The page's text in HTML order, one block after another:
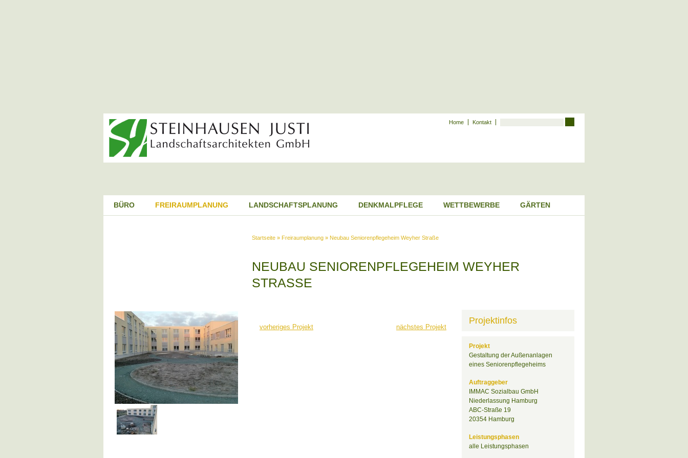
Home Kontakt
BÜRO FREIRAUMPLANUNG LANDSCHAFTSPLANUNG DENKMALPFLEGE WETTBEWERBE GÄRTEN
Startseite » Freiraumplanung » Neubau Seniorenpflegeheim Weyher Straße
NEUBAU SENIORENPFLEGEHEIM WEYHER
STRASSE
vorheriges Projekt nächstes Projekt
Projektinfos
Projekt
Gestaltung der Außenanlagen
eines Seniorenpflegeheims
Auftraggeber
IMMAC Sozialbau GmbH
Niederlassung Hamburg
ABC-Straße 19
20354 Hamburg
Leistungsphasen
alle Leistungsphasen